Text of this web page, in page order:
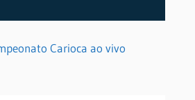
Carioca ao vivo